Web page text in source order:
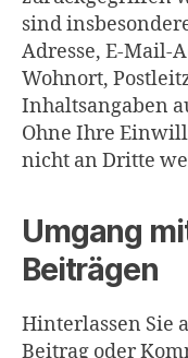
sind
Adresse, E-Mail-
Wohnort,
Inhaltsangaben
Ohne Ihre
nicht an Dritte
Umgang
Beiträgen
Hinterlassen Sie
Beitrag oder